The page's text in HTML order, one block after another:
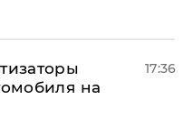
на
17:36